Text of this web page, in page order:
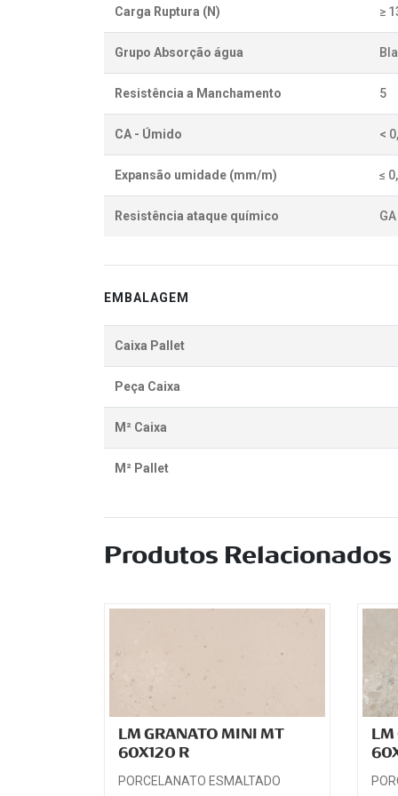
Carga Ruptura (N) ≥
Grupo Absorção água BIa
Resistência a Manchamento 5
CA - Úmido <
Expansão umidade (mm/m) ≤
Resistência ataque químico
EMBALAGEM
Caixa Pallet
Peça Caixa
M² Caixa
M² Pallet
Produtos Relacionados
LM GRANATO MINI MT
60X120 R
PORCELANATO ESMALTADO